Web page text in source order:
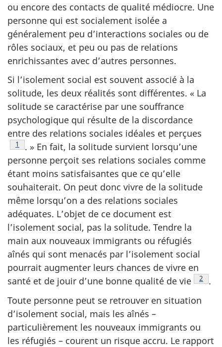
ou encore des contacts de qualité médiocre. Une
personne qui est socialement isolée a
généralement peu d’interactions sociales ou de
rôles sociaux, et peu ou pas de relations
enrichissantes avec d’autres personnes.
Si l’isolement social est souvent associé à la
solitude, les deux réalités sont différentes. « La
solitude se caractérise par une souffrance
psychologique qui résulte de la discordance
entre des relations sociales idéales et perçues
Note de bas de page
1
. » En fait, la solitude survient lorsqu’une
personne perçoit ses relations sociales comme
étant moins satisfaisantes que ce qu’elle
souhaiterait. On peut donc vivre de la solitude
même lorsqu’on a des relations sociales
adéquates. L’objet de ce document est
l’isolement social, pas la solitude. Tendre la
main aux nouveaux immigrants ou réfugiés
aînés qui sont menacés par l’isolement social
pourrait augmenter leurs chances de vivre en
santé et de jouir d’une bonne qualité de vie
Note
2
.
Toute personne peut se retrouver en situation
d’isolement social, mais les aînés –
particulièrement les nouveaux immigrants ou
les réfugiés – courent un risque accru. Le rapport